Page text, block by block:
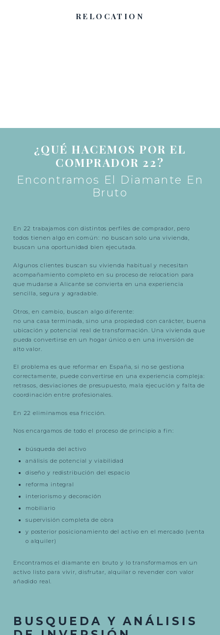
RELOCATION
¿QUÉ HACEMOS POR EL
COMPRADOR 22?
Encontramos El Diamante En
Bruto
En 22 trabajamos con distintos perfiles de comprador, pero
todos tienen algo en común: no buscan solo una vivienda,
buscan una oportunidad bien ejecutada.
Algunos clientes buscan su vivienda habitual y necesitan
acompañamiento completo en su proceso de relocation para
que mudarse a Alicante se convierta en una experiencia
sencilla, segura y agradable.
Otros, en cambio, buscan algo diferente:
no una casa terminada, sino una propiedad con carácter, buena
ubicación y potencial real de transformación. Una vivienda que
pueda convertirse en un hogar único o en una inversión de
alto valor.
El problema es que reformar en España, si no se gestiona
correctamente, puede convertirse en una experiencia compleja:
retrasos, desviaciones de presupuesto, mala ejecución y falta de
coordinación entre profesionales.
En 22 eliminamos esa fricción.
Nos encargamos de todo el proceso de principio a fin:
búsqueda del activo
análisis de potencial y viabilidad
diseño y redistribución del espacio
reforma integral
interiorismo y decoración
mobiliario
supervisión completa de obra
y posterior posicionamiento del activo en el mercado (venta
o alquiler)
Encontramos el diamante en bruto y lo transformamos en un
activo listo para vivir, disfrutar, alquilar o revender con valor
añadido real.
BUSQUEDA Y ANÁLISIS